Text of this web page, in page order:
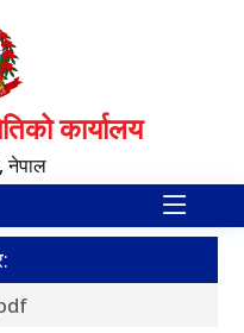
कार्यालय
नेपाल